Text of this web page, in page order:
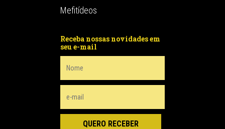
Mefitídeos
Receba nossas novidades em
seu e-mail